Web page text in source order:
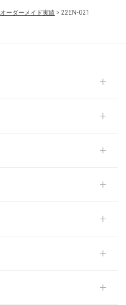
オーダーメイド実績> 22EN-021